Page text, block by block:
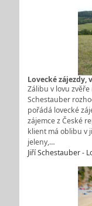
Lovecké zájezdy,
Zálibu v lovu
Schestauber
pořádá lovecké
zájemce z České
klient má oblibu v
jeleny,…
Jiří Schestauber -